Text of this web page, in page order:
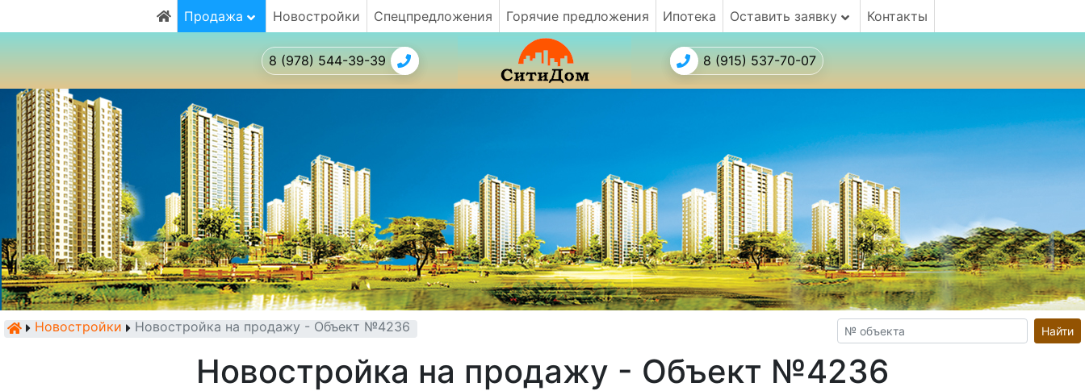
Продажа Новостройки Спецпредложения Горячие предложения Ипотека Оставить заявку Контакты
8 (978) 544-39-39 8 (915) 537-70-07
Новостройки Новостройка на продажу - Объект №4236 Найти
Новостройка на продажу - Объект №4236